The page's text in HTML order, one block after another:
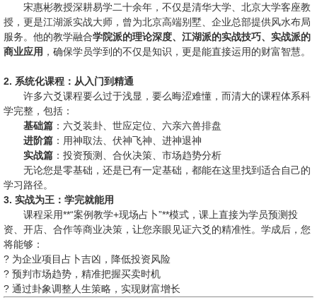
宋惠彬教授深耕易学二十余年，不仅是清华大学、北京大学客座教
授，更是江湖派实战大师，曾为北京高端别墅、企业总部提供风水布局
服务。他的教学融合学院派的理论深度、江湖派的实战技巧、实战派的
商业应用 ，确保学员学到的不仅是知识，更是能直接运用的财富智慧。
2. 系统化课程：从入门到精通
许多六爻课程要么过于浅显，要么晦涩难懂，而清大的课程体系科
学完整，包括：
基础篇 ：六爻装卦、世应定位、六亲六兽排盘
进阶篇 ：用神取法、伏神飞神、进神退神
实战篇 ：投资预测、合伙决策、市场趋势分析
无论您是零基础，还是已有一定基础，都能在这里找到适合自己的
学习路径。
3. 实战为王：学完就能用
课程采用**“案例教学+现场占卜”**模式，课上直接为学员预测投
资、开店、合作等商业决策，让您亲眼见证六爻的精准性。学成后，您
将能够：
? 为企业项目占卜吉凶，降低投资风险
? 预判市场趋势，精准把握买卖时机
? 通过卦象调整人生策略，实现财富增长